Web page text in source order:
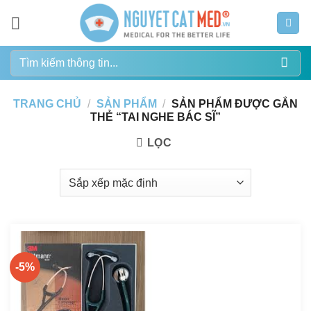
dung
Tìm
kiếm:
TRANG CHỦ / SẢN PHẨM / SẢN PHẨM ĐƯỢC GẮN
THẺ “TAI NGHE BÁC SĨ”
LỌC
-5%